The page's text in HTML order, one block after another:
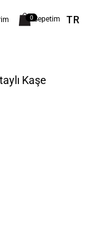
0Sepetim TR
Kaşe